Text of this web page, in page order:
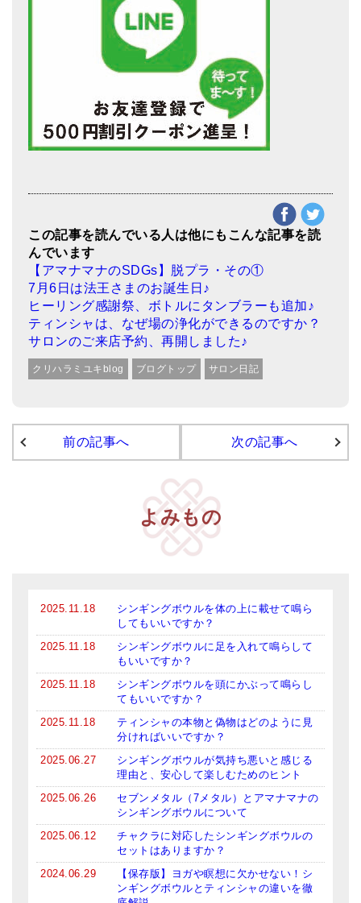
この記事を読んでいる人は他にもこんな記事を読
んでいます
【アマナマナのSDGs】脱プラ・その①
7月6日は法王さまのお誕生日♪
ヒーリング感謝祭、ボトルにタンブラーも追加♪
ティンシャは、なぜ場の浄化ができるのですか？
サロンのご来店予約、再開しました♪
クリハラミユキblog ブログトップ サロン日記
前の記事へ 次の記事へ
よみもの
2025.11.18
シンギングボウルを体の上に載せて鳴ら
してもいいですか？
2025.11.18
シンギングボウルに足を入れて鳴らして
もいいですか？
2025.11.18
シンギングボウルを頭にかぶって鳴らし
てもいいですか？
2025.11.18
ティンシャの本物と偽物はどのように見
分ければいいですか？
2025.06.27
シンギングボウルが気持ち悪いと感じる
理由と、安心して楽しむためのヒント
2025.06.26
セブンメタル（7メタル）とアマナマナの
シンギングボウルについて
2025.06.12
チャクラに対応したシンギングボウルの
セットはありますか？
2024.06.29
【保存版】ヨガや瞑想に欠かせない！シ
ンギングボウルとティンシャの違いを徹